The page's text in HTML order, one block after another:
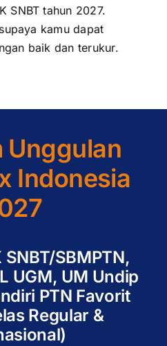
SNBT tahun 2027.
kamu dapat
baik dan terukur.
Unggulan
Indonesia
SBMPTN,
UGM, UM Undip
PTN Favorit
Regular &